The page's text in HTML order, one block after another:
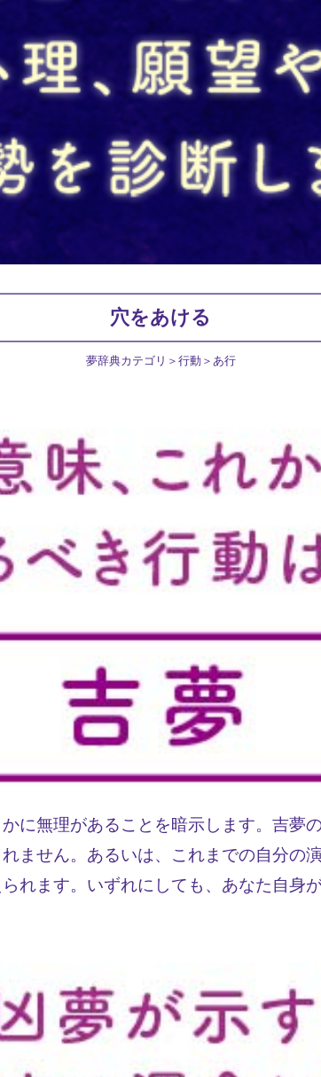
穴をあける
夢辞典カテゴリ 行動 あ行
に無理があることを暗示します。吉夢
ません。あるいは、これまでの自分の
れます。いずれにしても、あなた自身